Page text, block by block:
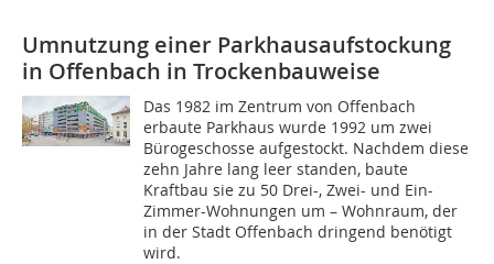
Umnutzung einer Parkhausaufstockung
in Offenbach in Trockenbauweise
Das 1982 im Zentrum von Offenbach
erbaute Parkhaus wurde 1992 um zwei
Bürogeschosse aufgestockt. Nachdem diese
zehn Jahre lang leer standen, baute
Kraftbau sie zu 50 Drei-, Zwei- und Ein-
Zimmer-Wohnungen um – Wohnraum, der
in der Stadt Offenbach dringend benötigt
wird.